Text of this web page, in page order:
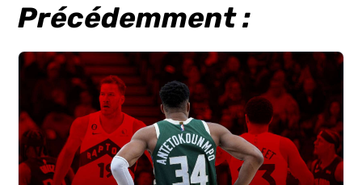
Précédemment :